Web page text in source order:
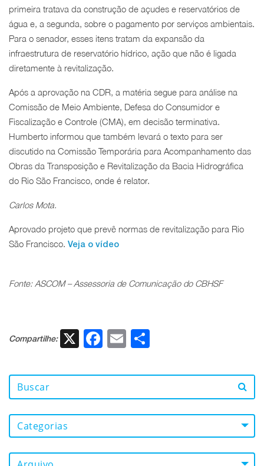
primeira tratava da construção de açudes e reservatórios de
água e, a segunda, sobre o pagamento por serviços ambientais.
Para o senador, esses itens tratam da expansão da
infraestrutura de reservatório hídrico, ação que não é ligada
diretamente à revitalização.
Após a aprovação na CDR, a matéria segue para análise na
Comissão de Meio Ambiente, Defesa do Consumidor e
Fiscalização e Controle (CMA), em decisão terminativa.
Humberto informou que também levará o texto para ser
discutido na Comissão Temporária para Acompanhamento das
Obras da Transposição e Revitalização da Bacia Hidrográfica
do Rio São Francisco, onde é relator.
Carlos Mota.
Aprovado projeto que prevê normas de revitalização para Rio
São Francisco. Veja o vídeo
Fonte: ASCOM – Assessoria de Comunicação do CBHSF
Compartilhe: X Facebook
Email
Categorias